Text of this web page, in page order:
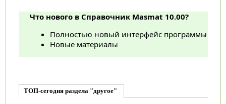
Что нового в Справочник Masmat 10.00?
Полностью новый интерфейс программы
Новые материалы
ТОП-сегодня раздела "другое"